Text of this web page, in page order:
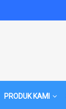
PRODUK KAMI